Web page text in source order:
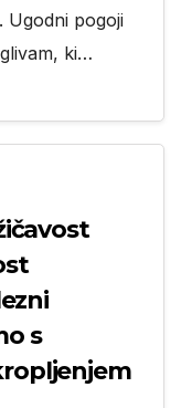
Ugodni pogoji
ki…
s